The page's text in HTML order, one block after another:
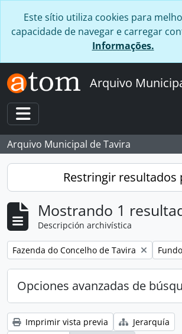
Este sítio utiliza cookies para
capacidade de navegar e carregar
Informações.
Arquivo
Toggle navigation
Arquivo Municipal de Tavira
Restringir resultados
Mostrando 1
Descripción archivística
Remove filter:
Fazenda do Concelho de Tavira Fundo
Opciones avanzadas de
Imprimir vista previa
Jerarquía